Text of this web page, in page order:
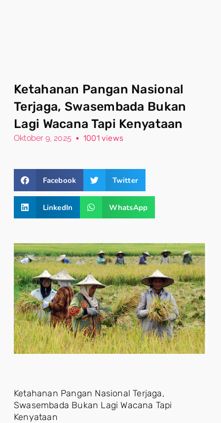
Ketahanan Pangan Nasional
Terjaga, Swasembada Bukan
Lagi Wacana Tapi Kenyataan
Oktober 9, 2025 1001 views
Facebook Twitter
LinkedIn WhatsApp
Ketahanan Pangan Nasional Terjaga,
Swasembada Bukan Lagi Wacana Tapi
Kenyataan